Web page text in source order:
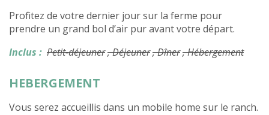
Profitez de votre dernier jour sur la ferme pour
prendre un grand bol d’air pur avant votre départ.
Inclus : Petit-déjeuner, Déjeuner, Dîner, Hébergement
HEBERGEMENT
Vous serez accueillis dans un mobile home sur le ranch.